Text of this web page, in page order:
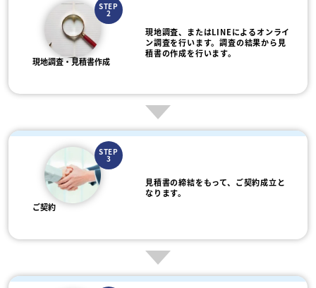
STEP
2
現地調査・見積書作成
現地調査、またはLINEによるオンライ
ン調査を行います。調査の結果から見
積書の作成を行います。
STEP
3
ご契約
見積書の締結をもって、ご契約成立と
なります。